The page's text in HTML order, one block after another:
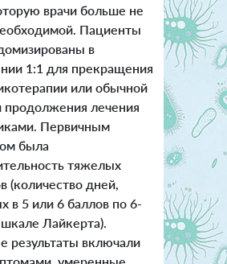
врачи больше не
Пациенты
в
1:1 для прекращения
или обычной
продолжения лечения
Первичным
была
тяжелых
(количество дней,
в 5 или 6 баллов по 6-
Лайкерта).
результаты включали